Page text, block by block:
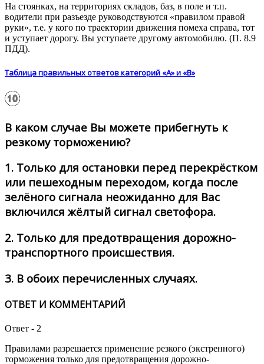
На стоянках, на территориях складов, баз, в поле и т.п.
водители при разъезде руководствуются «правилом правой
руки», т.е. у кого по траектории движения помеха справа, тот
и уступает дорогу. Вы уступаете другому автомобилю. (П. 8.9
ПДД).
Таблица правильных ответов категорий «А» и «В»
В каком случае Вы можете прибегнуть к
резкому торможению?
1. Только для остановки перед перекрёстком
или пешеходным переходом, когда после
зелёного сигнала неожиданно для Вас
включился жёлтый сигнал светофора.
2. Только для предотвращения дорожно-
транспортного происшествия.
3. В обоих перечисленных случаях.
ОТВЕТ И КОММЕНТАРИЙ
Ответ - 2
Правилами разрешается применение резкого (экстренного)
торможения только для предотвращения дорожно-